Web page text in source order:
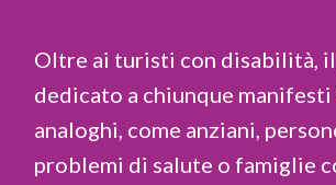
Oltre ai turisti con disabilità,
dedicato a chiunque
analoghi, come anziani,
problemi di salute o famiglie